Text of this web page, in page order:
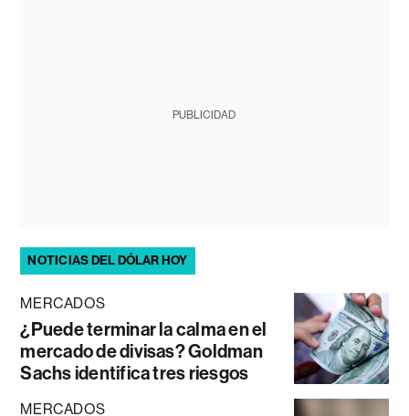
PUBLICIDAD
NOTICIAS DEL DÓLAR HOY
MERCADOS
¿Puede terminar la calma en el
mercado de divisas? Goldman
Sachs identifica tres riesgos
MERCADOS